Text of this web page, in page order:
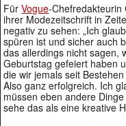
FürVogue-Chefredakteurin
ihrer Modezeitschrift in
negativ zu sehen: „Ich
spüren ist und sicher auch
das allerdings nicht sagen,
Geburtstag gefeiert haben
die wir jemals seit
Also ganz erfolgreich. Ich
müssen eben andere
sehe das als eine kreative